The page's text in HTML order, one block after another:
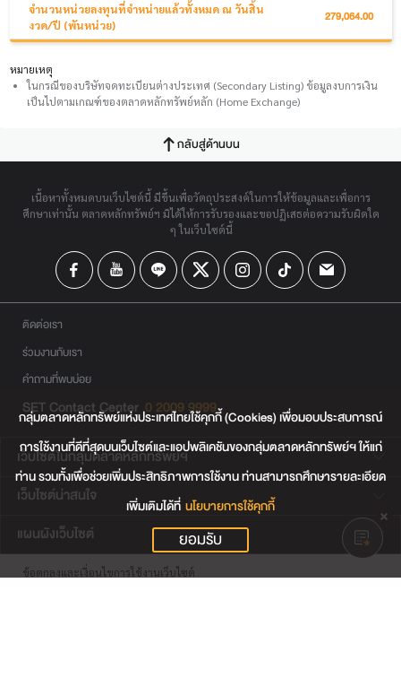
จำนวนหน่วยลงทุนที่จำหน่ายแล้วทั้งหมด ณ วันสิ้น
งวด/ปี (พันหน่วย)
279,064.00
หมายเหตุ
ในกรณีของบริษัทจดทะเบียนต่างประเทศ (Secondary Listing) ข้อมูลงบการเงิน
เป็นไปตามเกณฑ์ของตลาดหลักทรัพย์หลัก (Home Exchange)
กลับสู่ด้านบน
เนื้อหาทั้งหมดบนเว็บไซต์นี้ มีขึ้นเพื่อวัตถุประสงค์ในการให้ข้อมูลและเพื่อการ
ศึกษาเท่านั้น ตลาดหลักทรัพย์ฯ มิได้ให้การรับรองและขอปฏิเสธต่อความรับผิดใด
ๆ ในเว็บไซต์นี้
ติดต่อเรา
ร่วมงานกับเรา
คำถามที่พบบ่อย
SET Contact Center 0 2009 9999
เว็บไซต์ในกลุ่มตลาดหลักทรัพย์ฯ
เว็บไซต์น่าสนใจ
แผนผังเว็บไซต์
ข้อตกลงและเงื่อนไขการใช้งานเว็บไซต์
กลุ่มตลาดหลักทรัพย์แห่งประเทศไทยใช้คุกกี้ (Cookies) เพื่อมอบประสบการณ์
การใช้งานที่ดีที่สุดบนเว็บไซต์และแอปพลิเคชันของกลุ่มตลาดหลักทรัพย์ฯ ให้แก่
ท่าน รวมทั้งเพื่อช่วยเพิ่มประสิทธิภาพการใช้งาน ท่านสามารถศึกษารายละเอียด
เพิ่มเติมได้ที่ นโยบายการใช้คุกกี้
ยอมรับ